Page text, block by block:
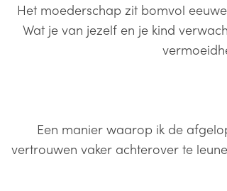
Het moederschap zit bomvol
Wat je van jezelf en je kind
Een manier waarop ik de
vertrouwen vaker achterover te